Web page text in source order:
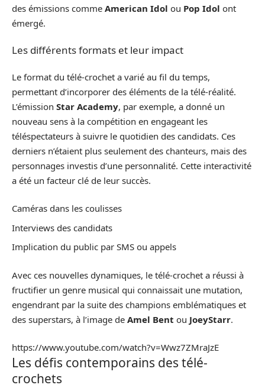
des émissions comme American Idol ou Pop Idol ont
émergé.
Les différents formats et leur impact
Le format du télé-crochet a varié au fil du temps,
permettant d’incorporer des éléments de la télé-réalité.
L’émission Star Academy, par exemple, a donné un
nouveau sens à la compétition en engageant les
téléspectateurs à suivre le quotidien des candidats. Ces
derniers n’étaient plus seulement des chanteurs, mais des
personnages investis d’une personnalité. Cette interactivité
a été un facteur clé de leur succès.
Caméras dans les coulisses
Interviews des candidats
Implication du public par SMS ou appels
Avec ces nouvelles dynamiques, le télé-crochet a réussi à
fructifier un genre musical qui connaissait une mutation,
engendrant par la suite des champions emblématiques et
des superstars, à l’image de Amel Bent ou JoeyStarr.
https://www.youtube.com/watch?v=Wwz7ZMraJzE
Les défis contemporains des télé-
crochets